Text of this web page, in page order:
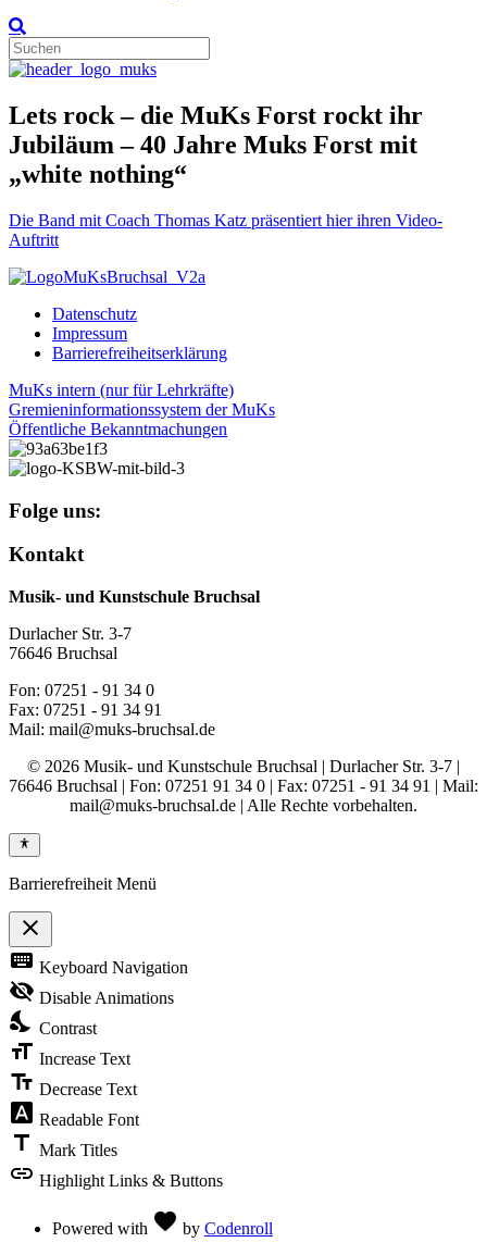
Lets rock – die MuKs Forst rockt ihr
Jubiläum – 40 Jahre Muks Forst mit
„white nothing“
Die Band mit Coach Thomas Katz präsentiert hier ihren Video-
Auftritt
Datenschutz
Impressum
Barrierefreiheitserklärung
MuKs intern (nur für Lehrkräfte)
Gremieninformationssystem der MuKs
Öffentliche Bekanntmachungen
Folge uns:
Kontakt
Musik- und Kunstschule Bruchsal
Durlacher Str. 3-7
76646 Bruchsal
Fon: 07251 - 91 34 0
Fax: 07251 - 91 34 91
Mail: mail@muks-bruchsal.de
© 2026 Musik- und Kunstschule Bruchsal | Durlacher Str. 3-7 |
76646 Bruchsal | Fon: 07251 91 34 0 | Fax: 07251 - 91 34 91 | Mail:
mail@muks-bruchsal.de | Alle Rechte vorbehalten.
Barrierefreiheit Menü
close
Toggle
the
visibility
of
Accessibility
Toolbar
keyboard Keyboard Navigation
visibility_off Disable Animations
nights_stay Contrast
format_size Increase Text
text_fields Decrease Text
font_download Readable Font
title Mark Titles
link Highlight Links & Buttons
Powered with favorite by Codenroll